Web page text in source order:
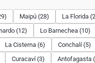
Maipú (28) La Florida
(12) Lo Barnechea (10)
La Cisterna (6) Conchalí (5)
Curacaví (3) Antofagasta